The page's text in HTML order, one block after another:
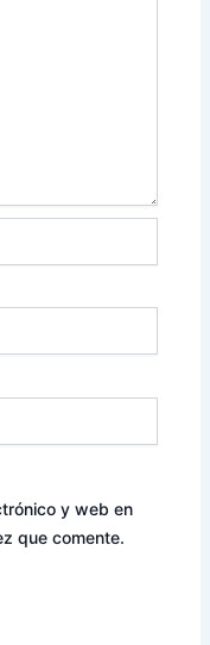
y web en
que comente.